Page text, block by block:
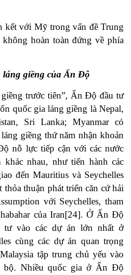
kết với Mỹ trong vấn đề Trung
hoàn toàn đứng về phía
giềng của Ấn Độ
trước tiên”, Ấn Độ đầu tư
quốc gia láng giềng là Nepal,
Sri Lanka; Myanmar có
giềng thứ năm nhận khoản
nỗ lực tiếp cận với các nước
khác nhau, như tiến hành các
đến Mauritius và Seychelles
thuận phát triển căn cứ hải
với Seychelles, tham
của Iran[24]. Ở Ấn Độ
vào các dự án lớn nhất ở
cùng các dự án quan trọng
tập trung chủ yếu vào
bộ. Nhiều quốc gia ở Ấn Độ